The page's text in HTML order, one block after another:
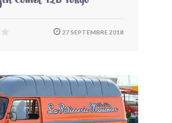
27 SEPTEMBRE 2018